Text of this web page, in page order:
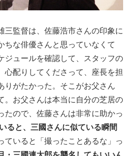
三監督は、佐藤浩市さんの印象に
ちな俳優さんと思っていなくて
ジュールを確認して、スタッフの
心配りしてくださって、座長を担
りがたかった。そこがお父さん
。お父さんは本当に自分の芝居の
たので、佐藤さんは非常に助かっ
ると、三國さんに似ている瞬間
ていると「撮ったことあるな」っ